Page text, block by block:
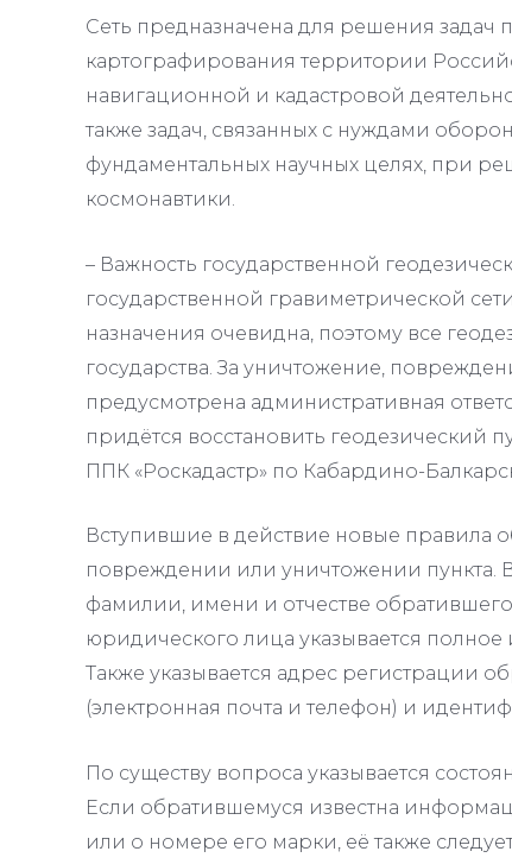
Сеть предназначена для решения задач
картографирования территории
навигационной и кадастровой
также задач, связанных с нуждами
фундаментальных научных целях, при
космонавтики.
– Важность государственной
государственной гравиметрической
назначения очевидна, поэтому все
государства. За уничтожение,
предусмотрена административная
придётся восстановить геодезический
ППК «Роскадастр» по Кабардино-
Вступившие в действие новые правила
повреждении или уничтожении пункта.
фамилии, имени и отчестве
юридического лица указывается
Также указывается адрес регистрации
(электронная почта и телефон) и
По существу вопроса указывается
Если обратившемуся известна
или о номере его марки, её также